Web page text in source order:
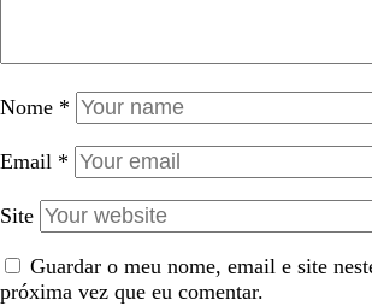
Nome *
Email *
Site
Guardar o meu nome, email e site
próxima vez que eu comentar.